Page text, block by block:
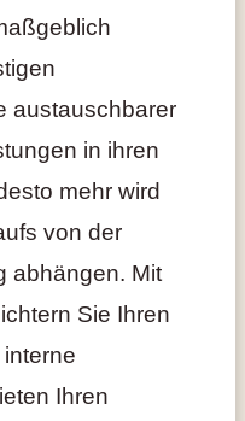
austauschbarer
in ihren
mehr wird
von der
abhängen. Mit
Sie Ihren
Ihren